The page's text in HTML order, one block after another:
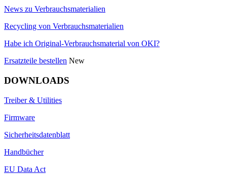
News zu Verbrauchsmaterialien
Recycling von Verbrauchsmaterialien
Habe ich Original-Verbrauchsmaterial von OKI?
Ersatzteile bestellen New
DOWNLOADS
Treiber & Utilities
Firmware
Sicherheitsdatenblatt
Handbücher
EU Data Act